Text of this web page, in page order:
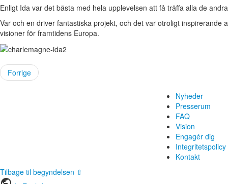
Enligt Ida var det bästa med hela upplevelsen att få träffa alla de
Var och en driver fantastiska projekt, och det var otroligt inspirerande
visioner för framtidens Europa.
Forrige
Nyheder
Presserum
FAQ
Vision
Engagér dig
Integritetspolicy
Kontakt
Tilbage til begyndelsen ⇧